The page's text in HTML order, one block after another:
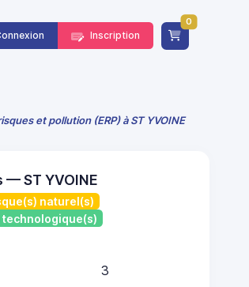
Inscription
0
et pollution (ERP) à ST YVOINE
— ST YVOINE
naturel(s)
technologique(s)
3